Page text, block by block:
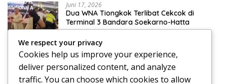
Juni 17, 2026
Dua WNA Tiongkok Terlibat Cekcok di
Terminal 3 Bandara Soekarno-Hatta
Juni 17, 2026
Klinik Skoliosis Jakarta: Pilihan Terapi untuk
We respect your privacy
Cookies help us improve your experience,
deliver personalized content, and analyze
traffic. You can choose which cookies to allow